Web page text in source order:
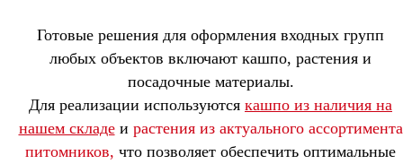
Готовые решения для оформления входных групп
любых объектов включают кашпо, растения и
посадочные материалы.
Для реализации используются кашпо из наличия на
нашем складеи растения из актуального ассортимента
питомников, что позволяет обеспечить оптимальные